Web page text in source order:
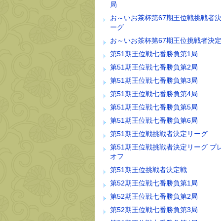
局
お～いお茶杯第67期王位戦挑戦者
ーグ
お～いお茶杯第67期王位挑戦者決
第51期王位戦七番勝負第1局
第51期王位戦七番勝負第2局
第51期王位戦七番勝負第3局
第51期王位戦七番勝負第4局
第51期王位戦七番勝負第5局
第51期王位戦七番勝負第6局
第51期王位戦挑戦者決定リーグ
第51期王位戦挑戦者決定リーグ プ
オフ
第51期王位挑戦者決定戦
第52期王位戦七番勝負第1局
第52期王位戦七番勝負第2局
第52期王位戦七番勝負第3局